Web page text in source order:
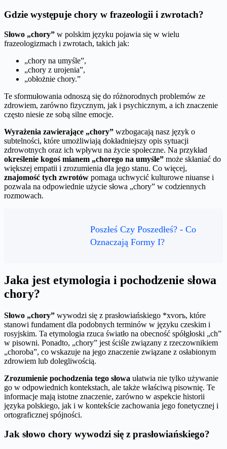
Gdzie występuje chory w frazeologii i zwrotach?
Słowo „chory” w polskim języku pojawia się w wielu
frazeologizmach i zwrotach, takich jak:
„chory na umyśle”,
„chory z urojenia”,
„obłożnie chory.”
Te sformułowania odnoszą się do różnorodnych problemów ze
zdrowiem, zarówno fizycznym, jak i psychicznym, a ich znaczenie
często niesie ze sobą silne emocje.
Wyrażenia zawierające „chory” wzbogacają nasz język o
subtelności, które umożliwiają dokładniejszy opis sytuacji
zdrowotnych oraz ich wpływu na życie społeczne. Na przykład
określenie kogoś mianem „chorego na umyśle” może skłaniać do
większej empatii i zrozumienia dla jego stanu. Co więcej,
znajomość tych zwrotów pomaga uchwycić kulturowe niuanse i
pozwala na odpowiednie użycie słowa „chory” w codziennych
rozmowach.
Poszłeś Czy Poszedłeś? - Co
Oznaczają Formy I?
Jaka jest etymologia i pochodzenie słowa
chory?
Słowo „chory” wywodzi się z prasłowiańskiego *xvorъ, które
stanowi fundament dla podobnych terminów w języku czeskim i
rosyjskim. Ta etymologia rzuca światło na obecność spółgłoski „ch”
w pisowni. Ponadto, „chory” jest ściśle związany z rzeczownikiem
„choroba”, co wskazuje na jego znaczenie związane z osłabionym
zdrowiem lub dolegliwością.
Zrozumienie pochodzenia tego słowa ułatwia nie tylko używanie
go w odpowiednich kontekstach, ale także właściwą pisownię. Te
informacje mają istotne znaczenie, zarówno w aspekcie historii
języka polskiego, jak i w kontekście zachowania jego fonetycznej i
ortograficznej spójności.
Jak słowo chory wywodzi się z prasłowiańskiego?